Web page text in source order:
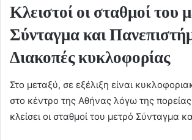
Κλειστοί οι σταθμοί του
Σύνταγμα και
Διακοπές κυκλοφορίας
Στο μεταξύ, σε εξέλιξη είναι
στο κέντρο της Αθήνας λόγω της
κλείσει οι σταθμοί του μετρό Σύνταγμα